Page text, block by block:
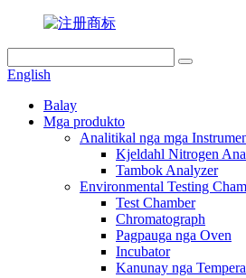
English
Balay
Mga produkto
Analitikal nga mga
Kjeldahl Nitrogen
Tambok Analyzer
Environmental Testing
Test Chamber
Chromatograph
Pagpauga nga Oven
Incubator
Kanunay nga